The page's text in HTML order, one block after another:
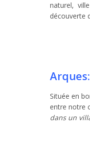
naturel,
découverte
Située en
entre notre
dans un